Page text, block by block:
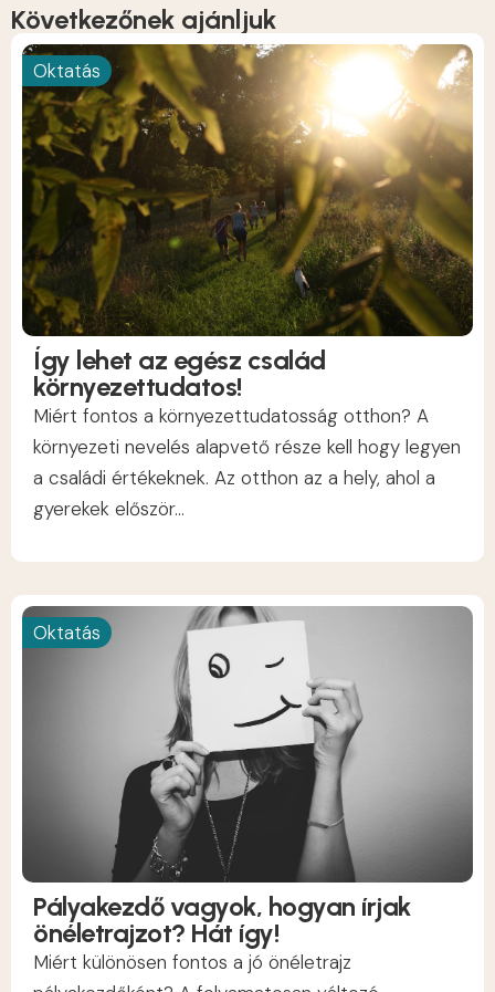
Következőnek ajánljuk
Oktatás
Így lehet az egész család
környezettudatos!
Miért fontos a környezettudatosság otthon? A
környezeti nevelés alapvető része kell hogy legyen
a családi értékeknek. Az otthon az a hely, ahol a
gyerekek először...
Oktatás
Pályakezdő vagyok, hogyan írjak
önéletrajzot? Hát így!
Miért különösen fontos a jó önéletrajz